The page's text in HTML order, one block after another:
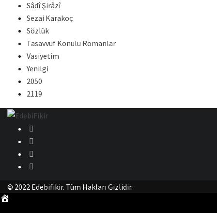
Sâdî Şirâzî
Sezai Karakoç
Sözlük
Tasavvuf Konulu Romanlar
Vasiyetim
Yenilgi
2050
2119
© 2022 Edebifikir. Tüm Hakları Gizlidir.